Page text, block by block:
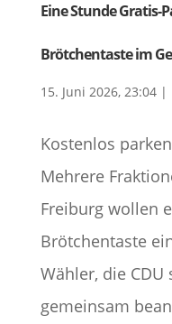
Eine Stunde Gratis-
Brötchentaste im
15. Juni 2026, 23:04|
Kostenlos
Mehrere
Freiburg wollen
Brötchentaste
Wähler, die CDU
gemeinsam